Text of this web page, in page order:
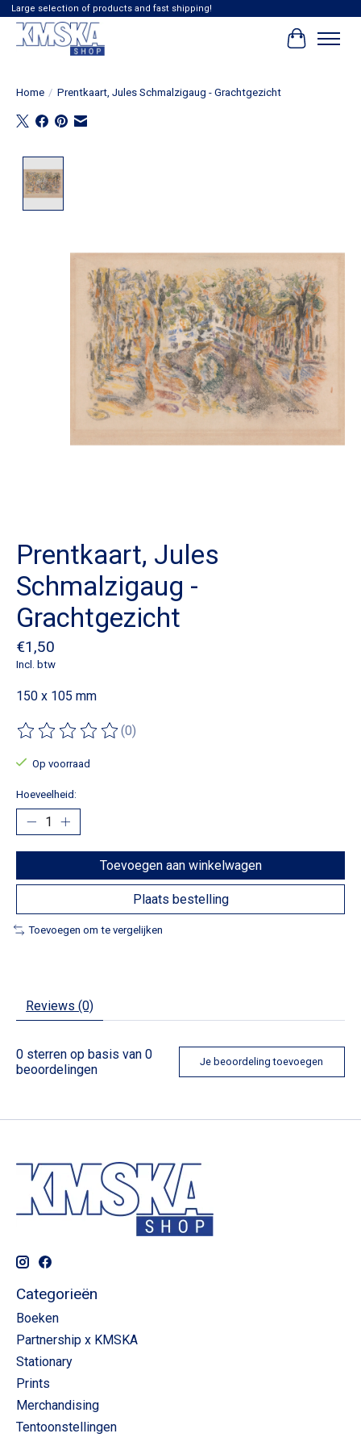
Large selection of products and fast shipping!
Home / Prentkaart, Jules Schmalzigaug - Grachtgezicht
Prentkaart, Jules
Schmalzigaug -
Grachtgezicht
€1,50
Incl. btw
150 x 105 mm
De beoordeling van dit product is
(0)
Op voorraad
Hoeveelheid:
Toevoegen aan winkelwagen
Plaats bestelling
Toevoegen om te vergelijken
Reviews (0)
0 sterren op basis van 0
beoordelingen
Je beoordeling toevoegen
Categorieën
Boeken
Partnership x KMSKA
Stationary
Prints
Merchandising
Tentoonstellingen